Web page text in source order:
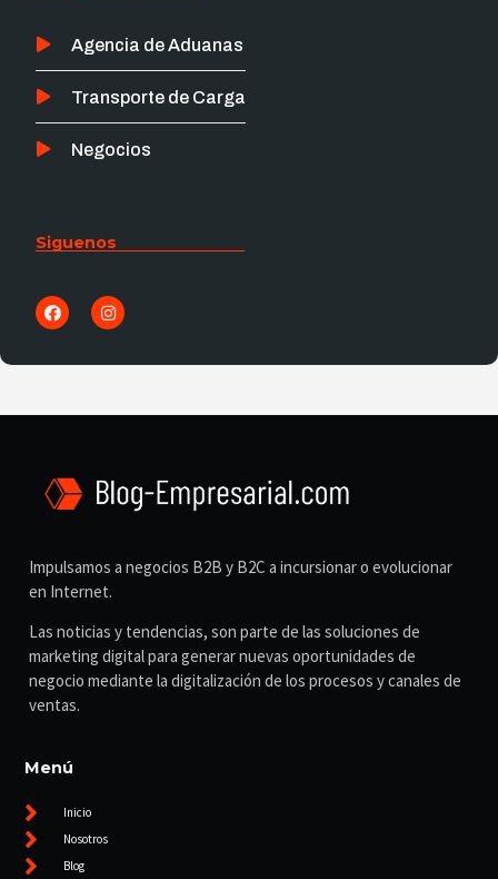
Agencia de Aduanas
Transporte de Carga
Negocios
Siguenos
Impulsamos a negocios B2B y B2C a incursionar o evolucionar
en Internet.
Las noticias y tendencias, son parte de las soluciones de
marketing digital para generar nuevas oportunidades de
negocio mediante la digitalización de los procesos y canales de
ventas.
Menú
Inicio
Nosotros
Blog